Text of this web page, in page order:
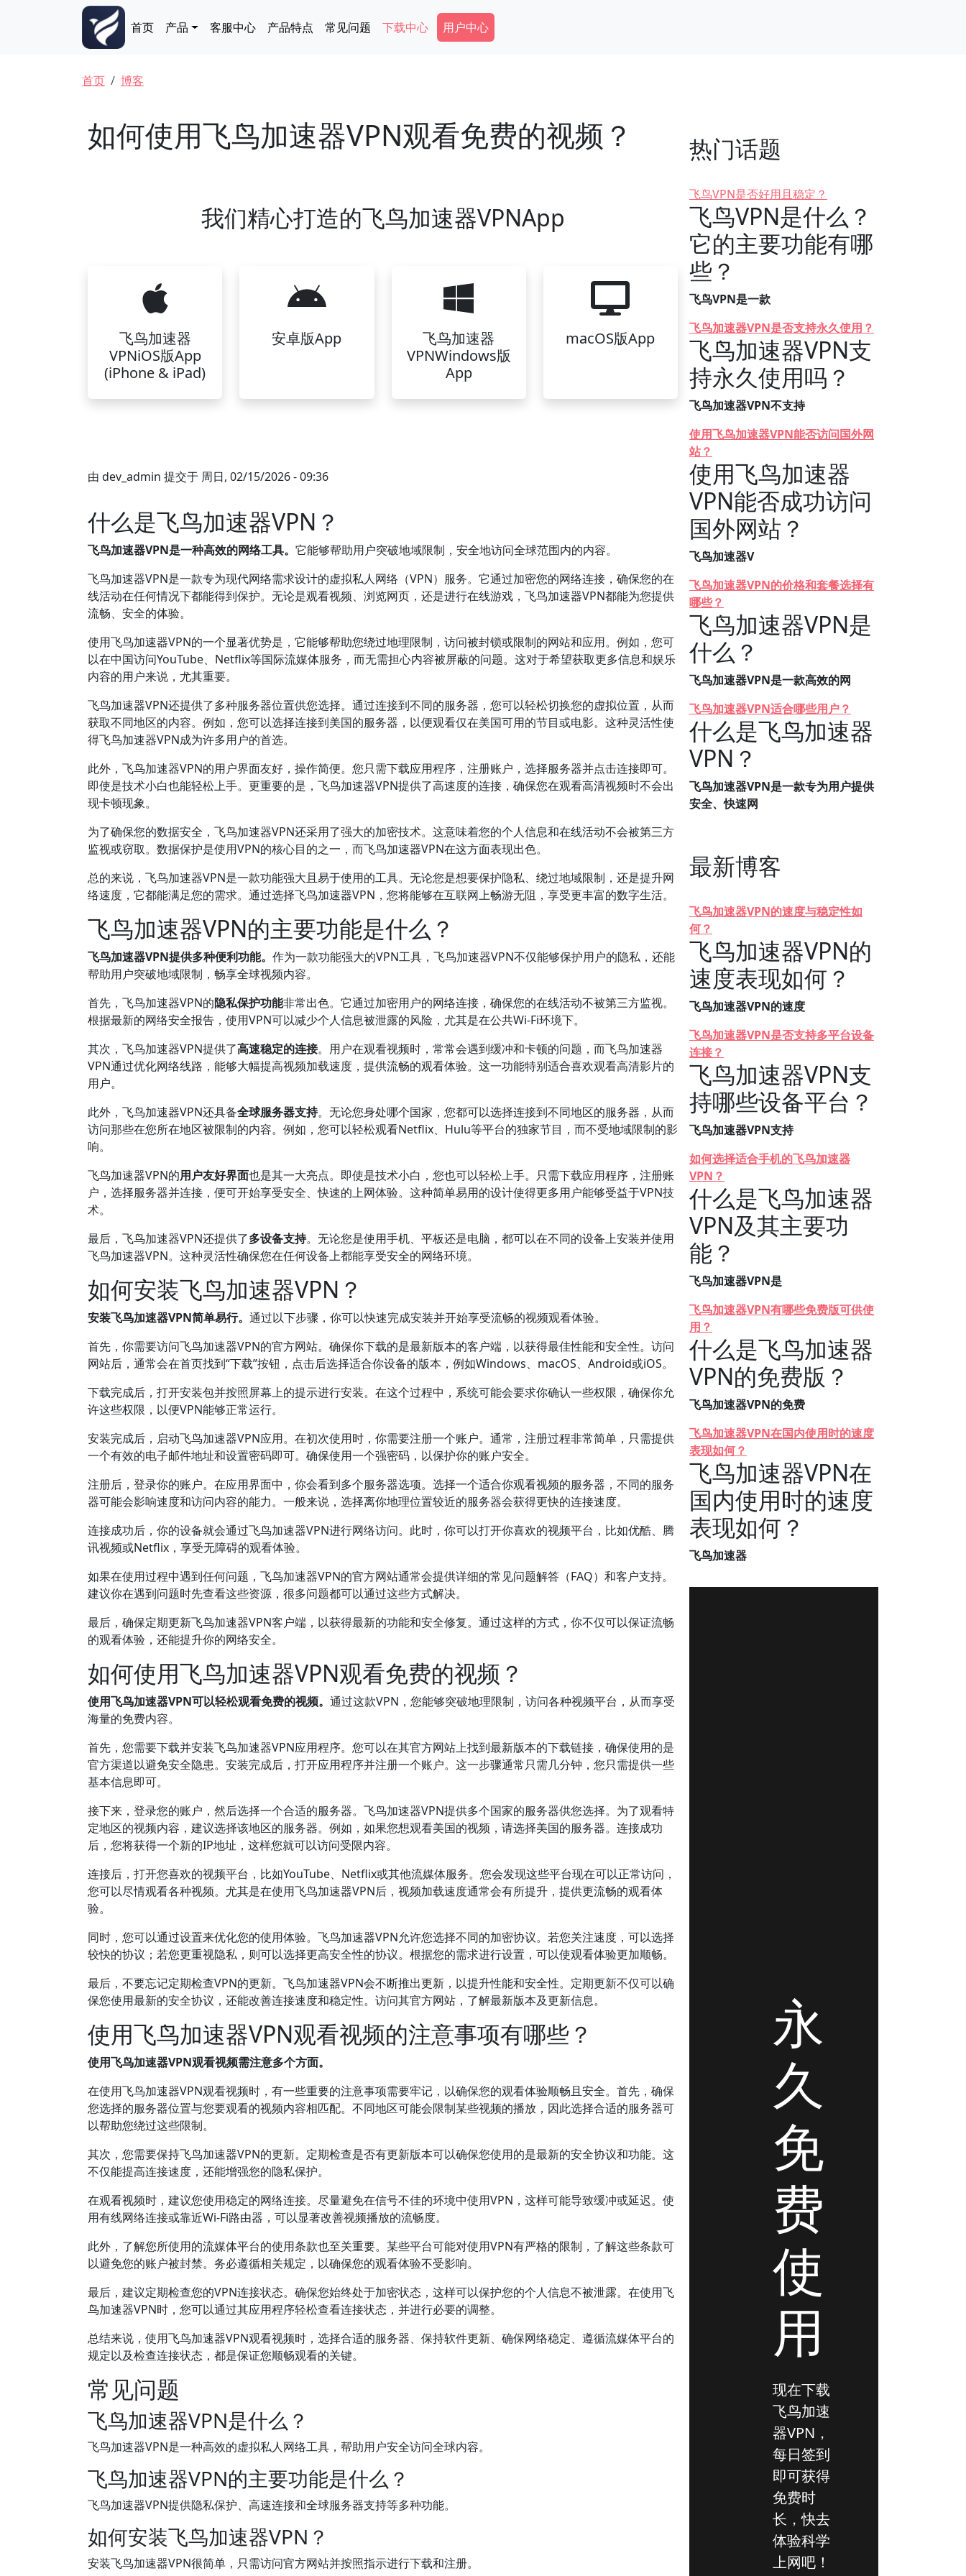
Main navigation
首页 产品 客服中心 产品特点 常见问题 下载中心 Secondary Menu
用户中心
面包屑
首页 博客
如何使用飞鸟加速器VPN观看免费的视频？
我们精心打造的飞鸟加速器VPNApp
飞鸟加速器
VPNiOS版App
(iPhone & iPad)
安卓版App
飞鸟加速器
VPNWindows版
App
macOS版App
由 dev_admin 提交于 周日, 02/15/2026 - 09:36
什么是飞鸟加速器VPN？
飞鸟加速器VPN是一种高效的网络工具。 它能够帮助用户突破地域限制，安全地访问全球范围内的内容。
飞鸟加速器VPN是一款专为现代网络需求设计的虚拟私人网络（VPN）服务。它通过加密您的网络连接，确保您的在
线活动在任何情况下都能得到保护。无论是观看视频、浏览网页，还是进行在线游戏，飞鸟加速器VPN都能为您提供
流畅、安全的体验。
使用飞鸟加速器VPN的一个显著优势是，它能够帮助您绕过地理限制，访问被封锁或限制的网站和应用。例如，您可
以在中国访问YouTube、Netflix等国际流媒体服务，而无需担心内容被屏蔽的问题。这对于希望获取更多信息和娱乐
内容的用户来说，尤其重要。
飞鸟加速器VPN还提供了多种服务器位置供您选择。通过连接到不同的服务器，您可以轻松切换您的虚拟位置，从而
获取不同地区的内容。例如，您可以选择连接到美国的服务器，以便观看仅在美国可用的节目或电影。这种灵活性使
得飞鸟加速器VPN成为许多用户的首选。
此外，飞鸟加速器VPN的用户界面友好，操作简便。您只需下载应用程序，注册账户，选择服务器并点击连接即可。
即使是技术小白也能轻松上手。更重要的是，飞鸟加速器VPN提供了高速度的连接，确保您在观看高清视频时不会出
现卡顿现象。
为了确保您的数据安全，飞鸟加速器VPN还采用了强大的加密技术。这意味着您的个人信息和在线活动不会被第三方
监视或窃取。数据保护是使用VPN的核心目的之一，而飞鸟加速器VPN在这方面表现出色。
总的来说，飞鸟加速器VPN是一款功能强大且易于使用的工具。无论您是想要保护隐私、绕过地域限制，还是提升网
络速度，它都能满足您的需求。通过选择飞鸟加速器VPN，您将能够在互联网上畅游无阻，享受更丰富的数字生活。
飞鸟加速器VPN的主要功能是什么？
飞鸟加速器VPN提供多种便利功能。 作为一款功能强大的VPN工具，飞鸟加速器VPN不仅能够保护用户的隐私，还能
帮助用户突破地域限制，畅享全球视频内容。
首先，飞鸟加速器VPN的隐私保护功能非常出色。它通过加密用户的网络连接，确保您的在线活动不被第三方监视。
根据最新的网络安全报告，使用VPN可以减少个人信息被泄露的风险，尤其是在公共Wi-Fi环境下。
其次，飞鸟加速器VPN提供了高速稳定的连接。用户在观看视频时，常常会遇到缓冲和卡顿的问题，而飞鸟加速器
VPN通过优化网络线路，能够大幅提高视频加载速度，提供流畅的观看体验。这一功能特别适合喜欢观看高清影片的
用户。
此外，飞鸟加速器VPN还具备全球服务器支持。无论您身处哪个国家，您都可以选择连接到不同地区的服务器，从而
访问那些在您所在地区被限制的内容。例如，您可以轻松观看Netflix、Hulu等平台的独家节目，而不受地域限制的影
响。
飞鸟加速器VPN的用户友好界面也是其一大亮点。即使是技术小白，您也可以轻松上手。只需下载应用程序，注册账
户，选择服务器并连接，便可开始享受安全、快速的上网体验。这种简单易用的设计使得更多用户能够受益于VPN技
术。
最后，飞鸟加速器VPN还提供了多设备支持。无论您是使用手机、平板还是电脑，都可以在不同的设备上安装并使用
飞鸟加速器VPN。这种灵活性确保您在任何设备上都能享受安全的网络环境。
如何安装飞鸟加速器VPN？
安装飞鸟加速器VPN简单易行。 通过以下步骤，你可以快速完成安装并开始享受流畅的视频观看体验。
首先，你需要访问飞鸟加速器VPN的官方网站。确保你下载的是最新版本的客户端，以获得最佳性能和安全性。访问
网站后，通常会在首页找到“下载”按钮，点击后选择适合你设备的版本，例如Windows、macOS、Android或iOS。
下载完成后，打开安装包并按照屏幕上的提示进行安装。在这个过程中，系统可能会要求你确认一些权限，确保你允
许这些权限，以便VPN能够正常运行。
安装完成后，启动飞鸟加速器VPN应用。在初次使用时，你需要注册一个账户。通常，注册过程非常简单，只需提供
一个有效的电子邮件地址和设置密码即可。确保使用一个强密码，以保护你的账户安全。
注册后，登录你的账户。在应用界面中，你会看到多个服务器选项。选择一个适合你观看视频的服务器，不同的服务
器可能会影响速度和访问内容的能力。一般来说，选择离你地理位置较近的服务器会获得更快的连接速度。
连接成功后，你的设备就会通过飞鸟加速器VPN进行网络访问。此时，你可以打开你喜欢的视频平台，比如优酷、腾
讯视频或Netflix，享受无障碍的观看体验。
如果在使用过程中遇到任何问题，飞鸟加速器VPN的官方网站通常会提供详细的常见问题解答（FAQ）和客户支持。
建议你在遇到问题时先查看这些资源，很多问题都可以通过这些方式解决。
最后，确保定期更新飞鸟加速器VPN客户端，以获得最新的功能和安全修复。通过这样的方式，你不仅可以保证流畅
的观看体验，还能提升你的网络安全。
如何使用飞鸟加速器VPN观看免费的视频？
使用飞鸟加速器VPN可以轻松观看免费的视频。 通过这款VPN，您能够突破地理限制，访问各种视频平台，从而享受
海量的免费内容。
首先，您需要下载并安装飞鸟加速器VPN应用程序。您可以在其官方网站上找到最新版本的下载链接，确保使用的是
官方渠道以避免安全隐患。安装完成后，打开应用程序并注册一个账户。这一步骤通常只需几分钟，您只需提供一些
基本信息即可。
接下来，登录您的账户，然后选择一个合适的服务器。飞鸟加速器VPN提供多个国家的服务器供您选择。为了观看特
定地区的视频内容，建议选择该地区的服务器。例如，如果您想观看美国的视频，请选择美国的服务器。连接成功
后，您将获得一个新的IP地址，这样您就可以访问受限内容。
连接后，打开您喜欢的视频平台，比如YouTube、Netflix或其他流媒体服务。您会发现这些平台现在可以正常访问，
您可以尽情观看各种视频。尤其是在使用飞鸟加速器VPN后，视频加载速度通常会有所提升，提供更流畅的观看体
验。
同时，您可以通过设置来优化您的使用体验。飞鸟加速器VPN允许您选择不同的加密协议。若您关注速度，可以选择
较快的协议；若您更重视隐私，则可以选择更高安全性的协议。根据您的需求进行设置，可以使观看体验更加顺畅。
最后，不要忘记定期检查VPN的更新。飞鸟加速器VPN会不断推出更新，以提升性能和安全性。定期更新不仅可以确
保您使用最新的安全协议，还能改善连接速度和稳定性。访问其官方网站，了解最新版本及更新信息。
使用飞鸟加速器VPN观看视频的注意事项有哪些？
使用飞鸟加速器VPN观看视频需注意多个方面。
在使用飞鸟加速器VPN观看视频时，有一些重要的注意事项需要牢记，以确保您的观看体验顺畅且安全。首先，确保
您选择的服务器位置与您要观看的视频内容相匹配。不同地区可能会限制某些视频的播放，因此选择合适的服务器可
以帮助您绕过这些限制。
其次，您需要保持飞鸟加速器VPN的更新。定期检查是否有更新版本可以确保您使用的是最新的安全协议和功能。这
不仅能提高连接速度，还能增强您的隐私保护。
在观看视频时，建议您使用稳定的网络连接。尽量避免在信号不佳的环境中使用VPN，这样可能导致缓冲或延迟。使
用有线网络连接或靠近Wi-Fi路由器，可以显著改善视频播放的流畅度。
此外，了解您所使用的流媒体平台的使用条款也至关重要。某些平台可能对使用VPN有严格的限制，了解这些条款可
以避免您的账户被封禁。务必遵循相关规定，以确保您的观看体验不受影响。
最后，建议定期检查您的VPN连接状态。确保您始终处于加密状态，这样可以保护您的个人信息不被泄露。在使用飞
鸟加速器VPN时，您可以通过其应用程序轻松查看连接状态，并进行必要的调整。
总结来说，使用飞鸟加速器VPN观看视频时，选择合适的服务器、保持软件更新、确保网络稳定、遵循流媒体平台的
规定以及检查连接状态，都是保证您顺畅观看的关键。
常见问题
飞鸟加速器VPN是什么？
飞鸟加速器VPN是一种高效的虚拟私人网络工具，帮助用户安全访问全球内容。
飞鸟加速器VPN的主要功能是什么？
飞鸟加速器VPN提供隐私保护、高速连接和全球服务器支持等多种功能。
如何安装飞鸟加速器VPN？
安装飞鸟加速器VPN很简单，只需访问官方网站并按照指示进行下载和注册。
热门话题
飞鸟VPN是否好用且稳定？
飞鸟VPN是什么？
它的主要功能有哪
些？
飞鸟VPN是一款
飞鸟加速器VPN是否支持永久使用？
飞鸟加速器VPN支
持永久使用吗？
飞鸟加速器VPN不支持
使用飞鸟加速器VPN能否访问国外网
站？
使用飞鸟加速器
VPN能否成功访问
国外网站？
飞鸟加速器V
飞鸟加速器VPN的价格和套餐选择有
哪些？
飞鸟加速器VPN是
什么？
飞鸟加速器VPN是一款高效的网
飞鸟加速器VPN适合哪些用户？
什么是飞鸟加速器
VPN？
飞鸟加速器VPN是一款专为用户提供
安全、快速网
最新博客
飞鸟加速器VPN的速度与稳定性如
何？
飞鸟加速器VPN的
速度表现如何？
飞鸟加速器VPN的速度
飞鸟加速器VPN是否支持多平台设备
连接？
飞鸟加速器VPN支
持哪些设备平台？
飞鸟加速器VPN支持
如何选择适合手机的飞鸟加速器
VPN？
什么是飞鸟加速器
VPN及其主要功
能？
飞鸟加速器VPN是
飞鸟加速器VPN有哪些免费版可供使
用？
什么是飞鸟加速器
VPN的免费版？
飞鸟加速器VPN的免费
飞鸟加速器VPN在国内使用时的速度
表现如何？
飞鸟加速器VPN在
国内使用时的速度
表现如何？
飞鸟加速器
永
久
免
费
使
用
现在下载
飞鸟加速
器VPN，
每日签到
即可获得
免费时
长，快去
体验科学
上网吧！